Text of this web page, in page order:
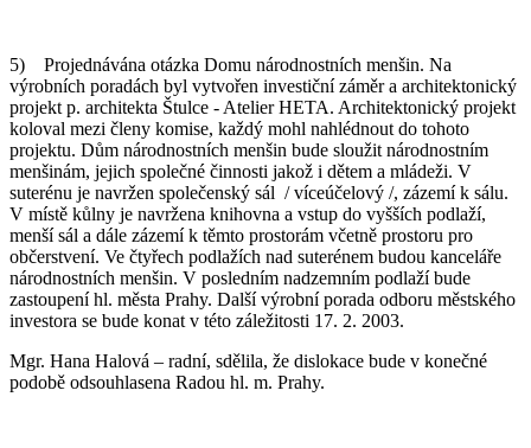
5) Projednávána otázka Domu národnostních menšin. Na
výrobních poradách byl vytvořen investiční záměr a architektonický
projekt p. architekta Štulce - Atelier HETA. Architektonický projekt
koloval mezi členy komise, každý mohl nahlédnout do tohoto
projektu. Dům národnostních menšin bude sloužit národnostním
menšinám, jejich společné činnosti jakož i dětem a mládeži. V
suterénu je navržen společenský sál / víceúčelový /, zázemí k sálu.
V místě kůlny je navržena knihovna a vstup do vyšších podlaží,
menší sál a dále zázemí k těmto prostorám včetně prostoru pro
občerstvení. Ve čtyřech podlažích nad suterénem budou kanceláře
národnostních menšin. V posledním nadzemním podlaží bude
zastoupení hl. města Prahy. Další výrobní porada odboru městského
investora se bude konat v této záležitosti 17. 2. 2003.
Mgr. Hana Halová – radní, sdělila, že dislokace bude v konečné
podobě odsouhlasena Radou hl. m. Prahy.